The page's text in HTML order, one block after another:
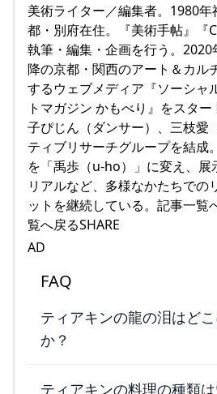
美術ライター／編集者。1980
都・別府在住。『美術手帖』『
執筆・編集・企画を行う。
降の京都・関西のアート＆カル
するウェブメディア『ソーシャ
トマガジン かもべり』をスタ
子ぴじん（ダンサー）、三枝愛
ティブリサーチグループを結成
を「禹歩（u-ho）」に変え、展
リアルなど、多様なかたちでの
ットを継続している。記事一覧
覧へ戻るSHARE
AD
FAQ
ティアキンの龍の泪はど
か？
ティアキンの料理の種類